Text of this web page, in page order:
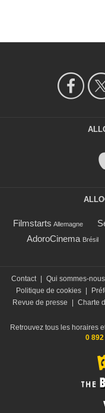
Filmstarts Allemagne
AdoroCinema Brésil
Contact Qui sommes-nous
Politique de cookies
Revue de presse
Charte
Retrouvez tous les horaires
0